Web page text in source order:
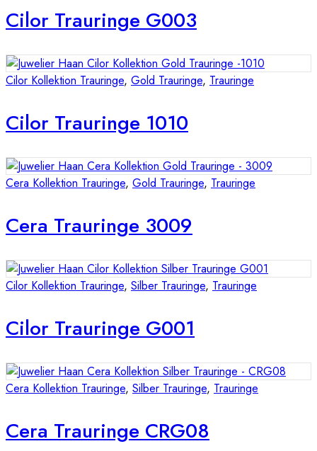
Cilor Trauringe G003
Cilor Kollektion Trauringe, Gold Trauringe, Trauringe
Cilor Trauringe 1010
Cera Kollektion Trauringe, Gold Trauringe, Trauringe
Cera Trauringe 3009
Cilor Kollektion Trauringe, Silber Trauringe, Trauringe
Cilor Trauringe G001
Cera Kollektion Trauringe, Silber Trauringe, Trauringe
Cera Trauringe CRG08